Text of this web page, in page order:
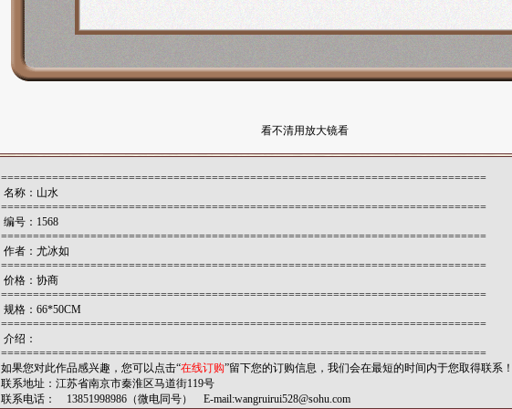
看不清用放大镜看
============================================================================
名称：山水
============================================================================
编号：1568
============================================================================
作者： 尤冰如
============================================================================
价格：协商
============================================================================
规格：66*50CM
============================================================================
介绍：
============================================================================
如果您对此作品感兴趣，您可以点击“在线订购”留下您的订购信息，我们会在最短的时间内于您取得联系
联系地址：江苏省南京市秦淮区马道街119号
联系电话： 13851998986（微电同号） E-mail:wangruirui528@sohu.com